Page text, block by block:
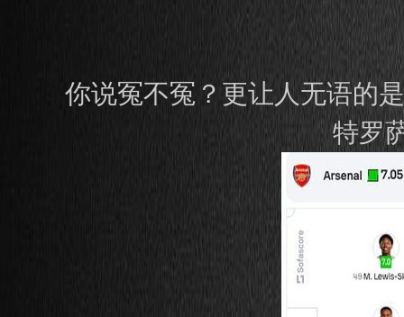
你说冤不冤？更让人无语的
特罗